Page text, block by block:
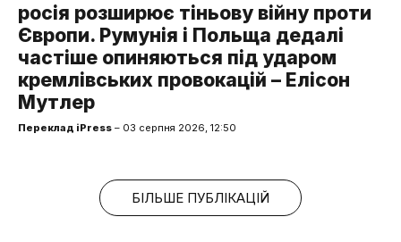
росія розширює тіньову війну проти
Європи. Румунія і Польща дедалі
частіше опиняються під ударом
кремлівських провокацій – Елісон
Мутлер
Переклад iPress – 03 серпня 2026, 12:50
БІЛЬШЕ ПУБЛІКАЦІЙ